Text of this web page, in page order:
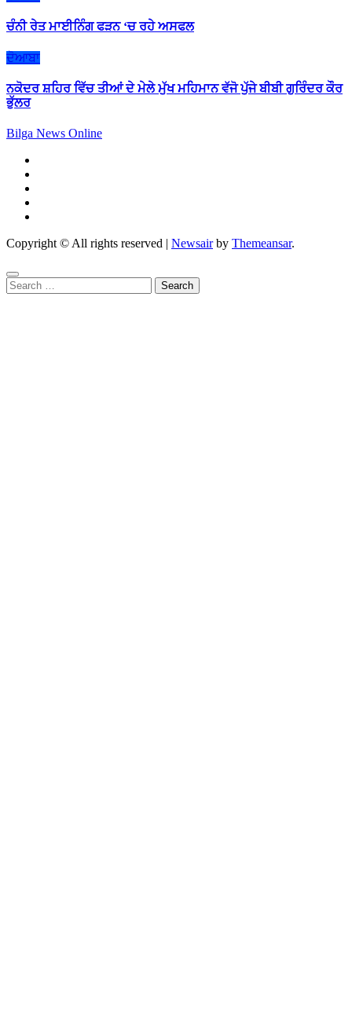
ਚੰਨੀ ਰੇਤ ਮਾਈਨਿੰਗ ਫੜਨ ‘ਚ ਰਹੇ ਅਸਫਲ
ਦੋਆਬਾ
ਨਕੋਦਰ ਸ਼ਹਿਰ ਵਿੱਚ ਤੀਆਂ ਦੇ ਮੇਲੇ ਮੁੱਖ ਮਹਿਮਾਨ ਵੱਜੋ ਪੁੱਜੇ ਬੀਬੀ ਗੁਰਿੰਦਰ ਕੌਰ
ਭੁੱਲਰ
Bilga News Online
Copyright © All rights reserved | Newsairby Themeansar.
Search
for: